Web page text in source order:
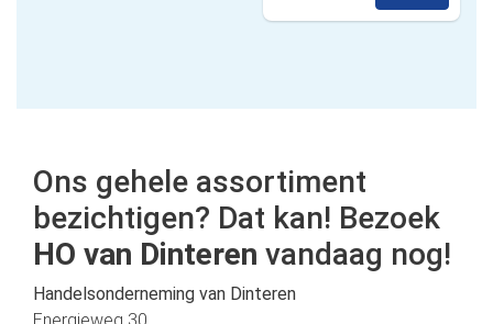
Ons gehele assortiment
bezichtigen? Dat kan! Bezoek
HO van Dinteren vandaag nog!
Handelsonderneming van Dinteren